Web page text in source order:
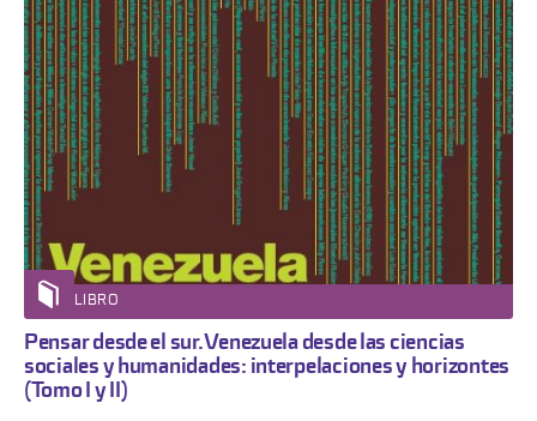
LIBRO
Pensar desde el sur. Venezuela desde las ciencias
sociales y humanidades: interpelaciones y horizontes
(Tomo I y II)